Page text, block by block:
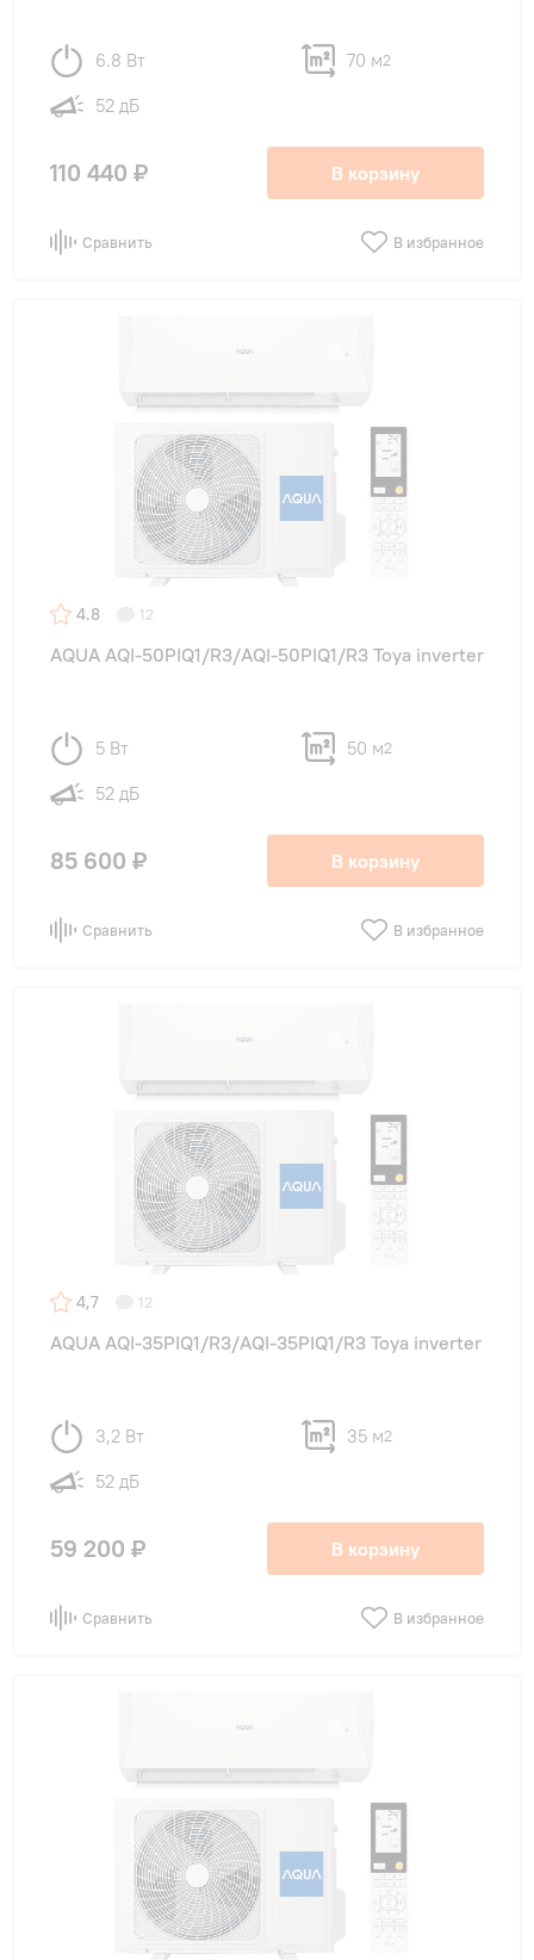
6.8 Вт 70 м2
52 дБ
110 440 ₽ В корзину
Сравнить В избранное
4.8 12
AQUA AQI-50PIQ1/R3/AQI-50PIQ1/R3 Toya inverter
5 Вт 50 м2
52 дБ
85 600 ₽ В корзину
Сравнить В избранное
4,7 12
AQUA AQI-35PIQ1/R3/AQI-35PIQ1/R3 Toya inverter
3,2 Вт 35 м2
52 дБ
59 200 ₽ В корзину
Сравнить В избранное